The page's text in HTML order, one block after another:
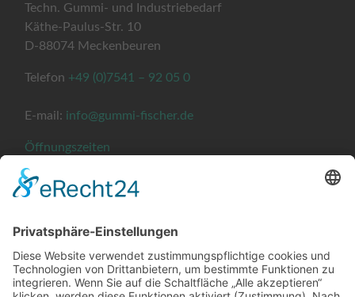
Techn. Gummi- und Industriebedarf
Käthe-Paulus-Str. 10
D-88074 Meckenbeuren
Telefon +49 (0)7541 – 92 05 0
E-mail: info@gummi-fischer.de
Öffnungszeiten
Kontakt
Impressum
AVB
Privatsphäre und Datenschutz